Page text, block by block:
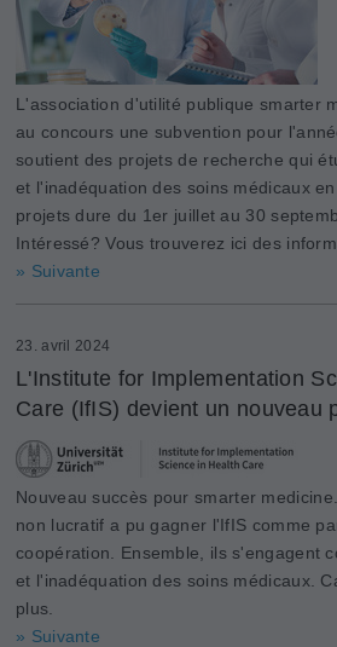
L'association d'utilité publique smarter
au concours une subvention pour
soutient des projets de recherche qui
et l'inadéquation des soins médicaux
projets dure du 1er juillet au 30
Intéressé? Vous trouverez ici des
» Suivante
23. avril 2024
L'Institute for Implementation
Care (IfIS) devient un nouveau
Nouveau succès pour smarter
non lucratif a pu gagner l'IfIS comme
coopération. Ensemble, ils s'engagent
et l'inadéquation des soins médicaux.
plus.
» Suivante